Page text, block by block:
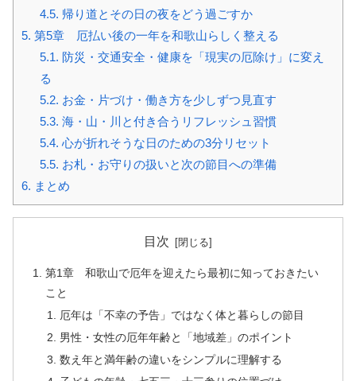
4.5. 帰り道とその日の夜をどう過ごすか
5. 第5章 厄払い後の一年を和歌山らしく整える
5.1. 防災・交通安全・健康を「現実の厄除け」に変え
る
5.2. お金・片づけ・働き方を少しずつ見直す
5.3. 海・山・川と付き合うリフレッシュ習慣
5.4. 心が折れそうな日のための3分リセット
5.5. お札・お守りの扱いと次の節目への準備
6. まとめ
目次
第1章 和歌山で厄年を迎えたら最初に知っておきたい
こと
厄年は「不幸の予告」ではなく体と暮らしの節目
男性・女性の厄年年齢と「地域差」のポイント
数え年と満年齢の違いをシンプルに理解する